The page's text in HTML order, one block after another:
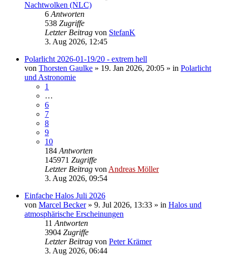
Nachtwolken (NLC)
6 Antworten
538 Zugriffe
Letzter Beitrag von StefanK
3. Aug 2026, 12:45
Polarlicht 2026-01-19/20 - extrem hell
von Thorsten Gaulke » 19. Jan 2026, 20:05 » in Polarlicht
und Astronomie
1
…
6
7
8
9
10
184 Antworten
145971 Zugriffe
Letzter Beitrag von Andreas Möller
3. Aug 2026, 09:54
Einfache Halos Juli 2026
von Marcel Becker» 9. Jul 2026, 13:33 » in Halos und
atmosphärische Erscheinungen
11 Antworten
3904 Zugriffe
Letzter Beitrag von Peter Krämer
3. Aug 2026, 06:44